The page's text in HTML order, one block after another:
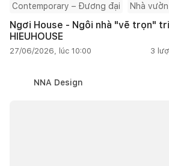
Contemporary – Đương đại Nhà vườn
Ngơi House - Ngôi nhà "vẽ trọn"
HIEUHOUSE
27/06/2026, lúc 10:00 3
NNA Design